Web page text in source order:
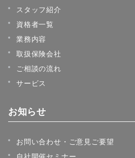
スタッフ紹介
資格者一覧
業務内容
取扱保険会社
ご相談の流れ
サービス
お知らせ
お問い合わせ・ご意見ご要望